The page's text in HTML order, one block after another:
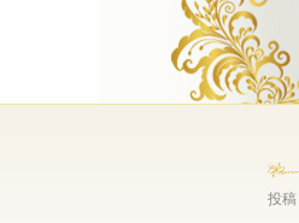
投稿